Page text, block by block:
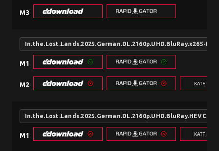
M3
In.the.Lost.Lands.2025.German.DL.2160p.UHD.BluRay.x265-
M1
M2
In.the.Lost.Lands.2025.German.DL.2160p.UHD.BluRay.HEVC-
M1